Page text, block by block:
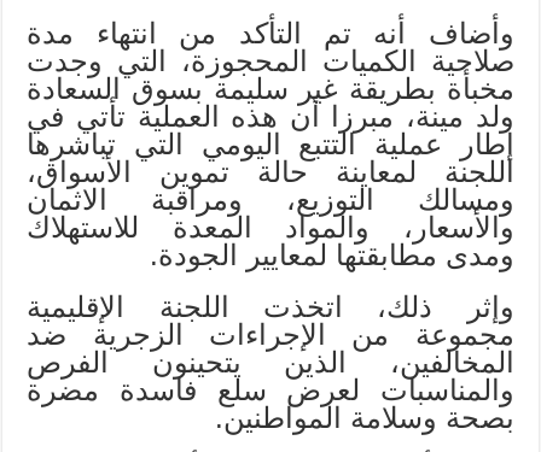
وأضاف أنه تم التأكد من انتهاء مدة
صلاحية الكميات المحجوزة، التي وجدت
مخبأة بطريقة غير سليمة بسوق السعادة
ولد مينة، مبرزا أن هذه العملية تأتي في
إطار عملية التتبع اليومي التي تباشرها
اللجنة لمعاينة حالة تموين الأسواق،
ومسالك التوزيع، ومراقبة الاثمان
والأسعار، والمواد المعدة للاستهلاك
ومدى مطابقتها لمعايير الجودة.
وإثر ذلك، اتخذت اللجنة الإقليمية
مجموعة من الإجراءات الزجرية ضد
المخالفين، الذين يتحينون الفرص
والمناسبات لعرض سلع فاسدة مضرة
بصحة وسلامة المواطنين.